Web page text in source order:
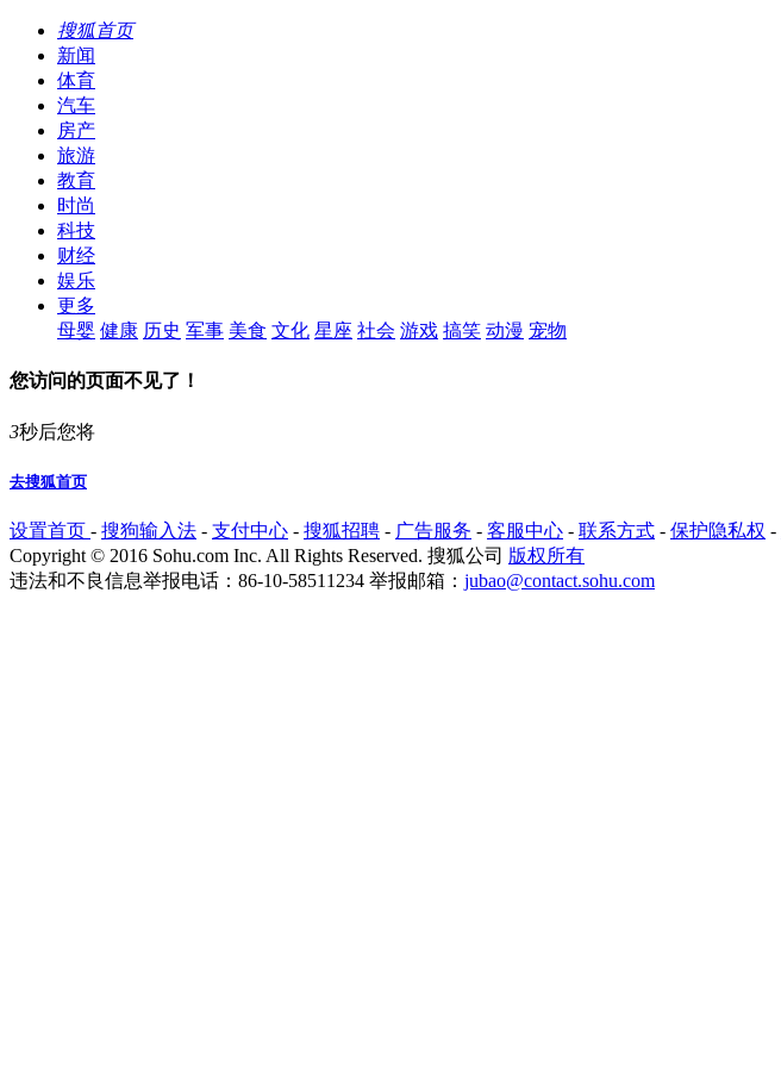
搜狐首页
新闻
体育
汽车
房产
旅游
教育
时尚
科技
财经
娱乐
更多
母婴 健康 历史 军事 美食 文化 星座 社会 游戏 搞笑 动漫 宠物
您访问的页面不见了！
3秒后您将
去搜狐首页
设置首页 - 搜狗输入法 - 支付中心 - 搜狐招聘 - 广告服务 - 客服中心 - 联系方式 - 保护隐私权 -
Copyright © 2016 Sohu.com Inc. All Rights Reserved. 搜狐公司 版权所有
违法和不良信息举报电话：86-10-58511234 举报邮箱： jubao@contact.sohu.com